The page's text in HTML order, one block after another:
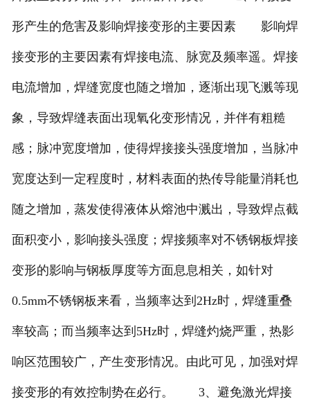
形产生的危害及影响焊接变形的主要因素 影响焊
接变形的主要因素有焊接电流、脉宽及频率遥。焊接
电流增加，焊缝宽度也随之增加，逐渐出现飞溅等现
象，导致焊缝表面出现氧化变形情况，并伴有粗糙
感；脉冲宽度增加，使得焊接接头强度增加，当脉冲
宽度达到一定程度时，材料表面的热传导能量消耗也
随之增加，蒸发使得液体从熔池中溅出，导致焊点截
面积变小，影响接头强度；焊接频率对不锈钢板焊接
变形的影响与钢板厚度等方面息息相关，如针对
0.5mm不锈钢板来看，当频率达到2Hz时，焊缝重叠
率较高；而当频率达到5Hz时，焊缝灼烧严重，热影
响区范围较广，产生变形情况。由此可见，加强对焊
接变形的有效控制势在必行。 3、避免激光焊接